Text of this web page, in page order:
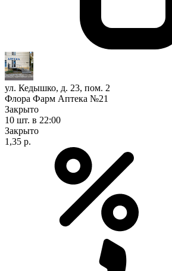
ул. Кедышко, д. 23, пом. 2
Флора Фарм Аптека №21
Закрыто
10 шт. в 22:00
Закрыто
1,35 р.